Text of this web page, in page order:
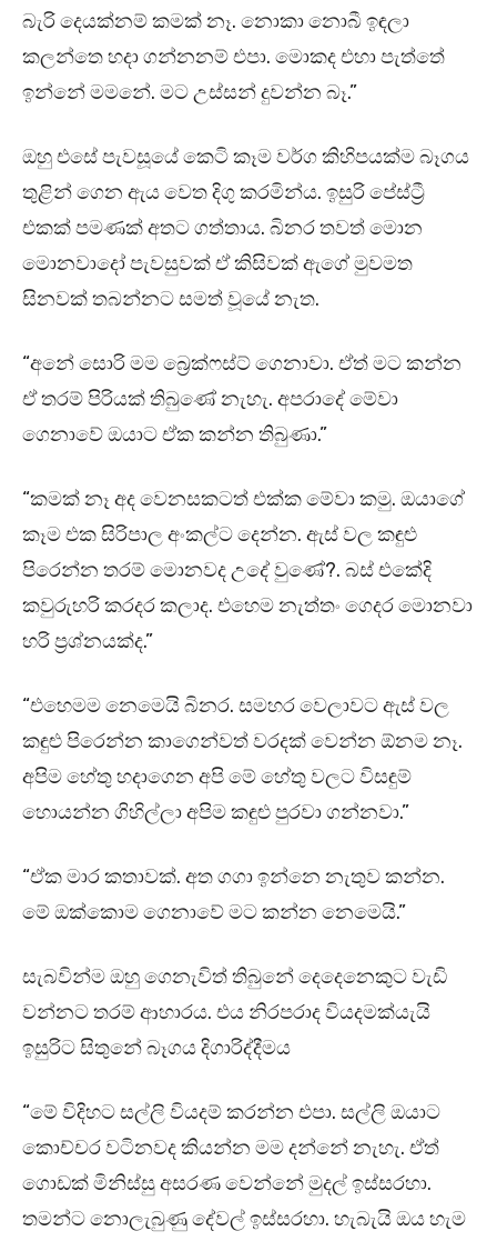
බැරි දෙයක්නම් කමක් නෑ. නොකා නොබී ඉඳලා
කලන්තෙ හදා ගන්නනම් එපා. මොකද එහා පැත්තේ
ඉන්නේ මමනේ. මට උස්සන් දුවන්න බෑ.”
ඔහු එසේ පැවසූයේ කෙටි කෑම වර්ග කිහිපයක්ම බෑගය
තුළින් ගෙන ඇය වෙත දිගු කරමින්ය. ඉසුරි පේස්ට්‍රී
එකක් පමණක් අතට ගත්තාය. බිනර තවත් මොන
මොනවාදෝ පැවසුවක් ඒ කිසිවක් ඇගේ මුවමත
සිනවක් තබන්නට සමත් වූ⁣යේ නැත.
“අනේ සොරි මම බ්‍රෙක්ෆස්ට් ගෙනාවා. ඒත් මට කන්න
ඒ තරම් පිරියක් තිබුණේ නැහැ. අපරාදේ මේවා
ගෙනාවේ ඔයාට ඒක කන්න තිබුණා.”
“කමක් නෑ අද වෙනසකටත් එක්ක මේවා කමු. ඔයාගේ
කෑම එක සිරිපාල අංකල්ට දෙන්න. ඇස් වල කඳුළු
පිරෙන්න තරම් මොනවද උදේ වුණේ?. බස් එකේදි
කවුරුහරි කරදර කලාද. එහෙම නැත්තං ගෙදර මොනවා
හරි ප්‍රශ්නයක්ද.”
“එහෙමම නෙමෙයි බිනර. සමහර වෙලාවට ඇස් වල
කඳුළු පිරෙන්න කාගෙන්වත් වරදක් වෙන්න ඕනම නෑ.
අපිම හේතු හදාගෙන අපි මේ හේතු වලට විසඳුම්
හොයන්න ගිහිල්ලා අපිම කඳුළු පුරවා ගන්නවා.”
“ඒක මාර කතාවක්. අත ගගා ඉන්නෙ නැතුව කන්න.
මේ ඔක්කොම ගෙනාවේ මට කන්න නෙමෙයි.”
සැබවින්ම ඔහු ගෙනැවිත් තිබුනේ දෙදෙනෙකුට වැඩි
වන්නට තරම් ආහාරය. එය නිරපරාද වියදමක්යැයි
ඉසුරිට සිතුනේ බෑගය දිගාරිද්දීමය
“මේ විදිහට සල්ලි වියදම් කරන්න එපා. සල්ලි ඔයාට
කොච්චර වටිනවද කියන්න මම දන්නේ නැහැ. ඒත්
ගොඩක් මිනිස්සු අසරණ වෙන්නේ මුදල් ඉස්සරහා.
තමන්ට නොලැබුණු දේවල් ඉස්සරහා. හැබැයි ඔය හැම